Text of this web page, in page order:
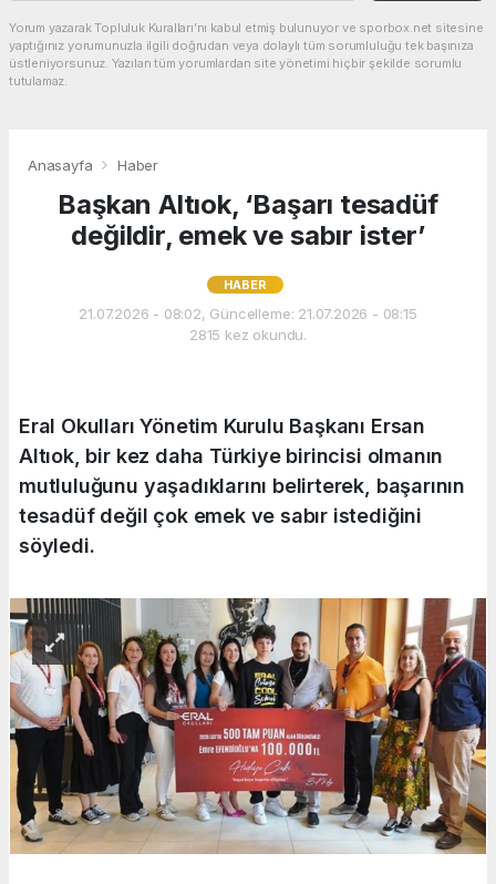
Yorum yazarak Topluluk Kuralları’nı kabul etmiş bulunuyor ve sporbox.net sitesine
yaptığınız yorumunuzla ilgili doğrudan veya dolaylı tüm sorumluluğu tek başınıza
üstleniyorsunuz. Yazılan tüm yorumlardan site yönetimi hiçbir şekilde sorumlu
tutulamaz.
Anasayfa Haber
Başkan Altıok, ‘Başarı tesadüf
değildir, emek ve sabır ister’
HABER
21.07.2026 - 08:02, Güncelleme: 21.07.2026 - 08:15
2815 kez okundu.
Eral Okulları Yönetim Kurulu Başkanı Ersan
Altıok, bir kez daha Türkiye birincisi olmanın
mutluluğunu yaşadıklarını belirterek, başarının
tesadüf değil çok emek ve sabır istediğini
söyledi.